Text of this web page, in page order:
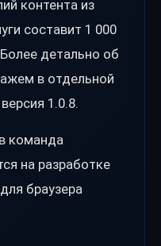
контента из
составит 1 000
детально об
в отдельной
1.0.8.
команда
на разработке
браузера